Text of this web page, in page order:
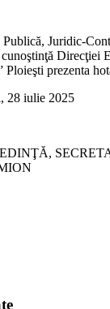
Juridic-
Direcţiei
Ploieşti prezenta
28 iulie 2025